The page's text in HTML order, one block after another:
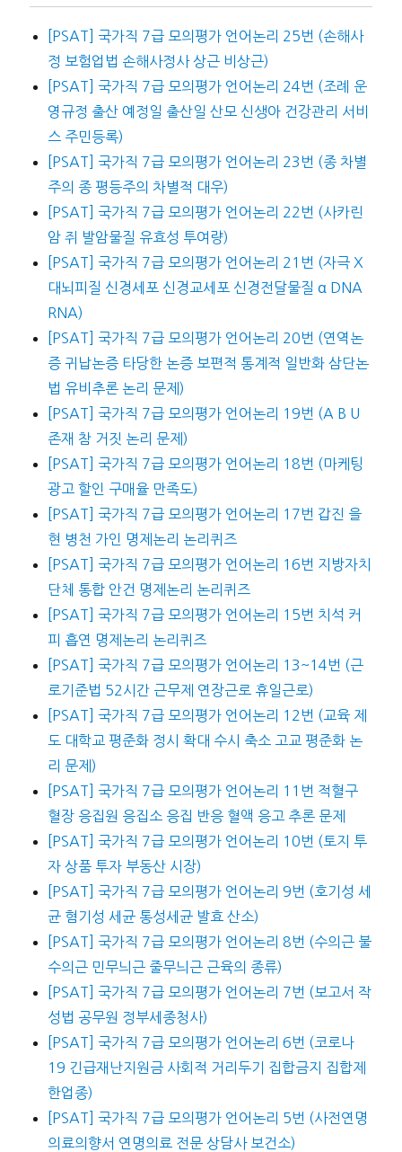
[PSAT] 국가직 7급 모의평가 언어논리 25번 (손해사
정 보험업법 손해사정사 상근 비상근)
[PSAT] 국가직 7급 모의평가 언어논리 24번 (조례 운
영규정 출산 예정일 출산일 산모 신생아 건강관리 서비
스 주민등록)
[PSAT] 국가직 7급 모의평가 언어논리 23번 (종 차별
주의 종 평등주의 차별적 대우)
[PSAT] 국가직 7급 모의평가 언어논리 22번 (사카린
암 쥐 발암물질 유효성 투여량)
[PSAT] 국가직 7급 모의평가 언어논리 21번 (자극 X
대뇌피질 신경세포 신경교세포 신경전달물질 α DNA
RNA)
[PSAT] 국가직 7급 모의평가 언어논리 20번 (연역논
증 귀납논증 타당한 논증 보편적 통계적 일반화 삼단논
법 유비추론 논리 문제)
[PSAT] 국가직 7급 모의평가 언어논리 19번 (A B U
존재 참 거짓 논리 문제)
[PSAT] 국가직 7급 모의평가 언어논리 18번 (마케팅
광고 할인 구매율 만족도)
[PSAT] 국가직 7급 모의평가 언어논리 17번 갑진 을
현 병천 가인 명제논리 논리퀴즈
[PSAT] 국가직 7급 모의평가 언어논리 16번 지방자치
단체 통합 안건 명제논리 논리퀴즈
[PSAT] 국가직 7급 모의평가 언어논리 15번 치석 커
피 흡연 명제논리 논리퀴즈
[PSAT] 국가직 7급 모의평가 언어논리 13~14번 (근
로기준법 52시간 근무제 연장근로 휴일근로)
[PSAT] 국가직 7급 모의평가 언어논리 12번 (교육 제
도 대학교 평준화 정시 확대 수시 축소 고교 평준화 논
리 문제)
[PSAT] 국가직 7급 모의평가 언어논리 11번 적혈구
혈장 응집원 응집소 응집 반응 혈액 응고 추론 문제
[PSAT] 국가직 7급 모의평가 언어논리 10번 (토지 투
자 상품 투자 부동산 시장)
[PSAT] 국가직 7급 모의평가 언어논리 9번 (호기성 세
균 혐기성 세균 통성세균 발효 산소)
[PSAT] 국가직 7급 모의평가 언어논리 8번 (수의근 불
수의근 민무늬근 줄무늬근 근육의 종류)
[PSAT] 국가직 7급 모의평가 언어논리 7번 (보고서 작
성법 공무원 정부세종청사)
[PSAT] 국가직 7급 모의평가 언어논리 6번 (코로나
19 긴급재난지원금 사회적 거리두기 집합금지 집합제
한업종)
[PSAT] 국가직 7급 모의평가 언어논리 5번 (사전연명
의료의향서 연명의료 전문 상담사 보건소)